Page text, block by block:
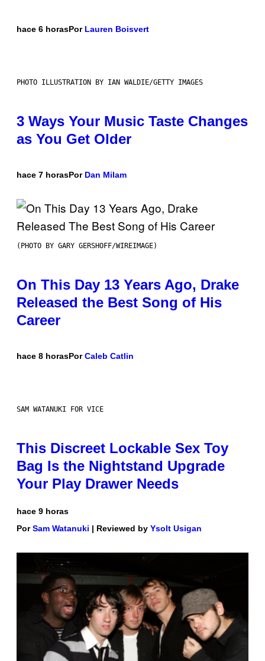
hace 6 horasPor Lauren Boisvert
PHOTO ILLUSTRATION BY IAN WALDIE/GETTY IMAGES
3 Ways Your Music Taste Changes
as You Get Older
hace 7 horasPor Dan Milam
(PHOTO BY GARY GERSHOFF/WIREIMAGE)
On This Day 13 Years Ago, Drake
Released the Best Song of His
Career
hace 8 horasPorCaleb Catlin
SAM WATANUKI FOR VICE
This Discreet Lockable Sex Toy
Bag Is the Nightstand Upgrade
Your Play Drawer Needs
hace 9 horas
PorSam Watanuki | Reviewed by Ysolt Usigan